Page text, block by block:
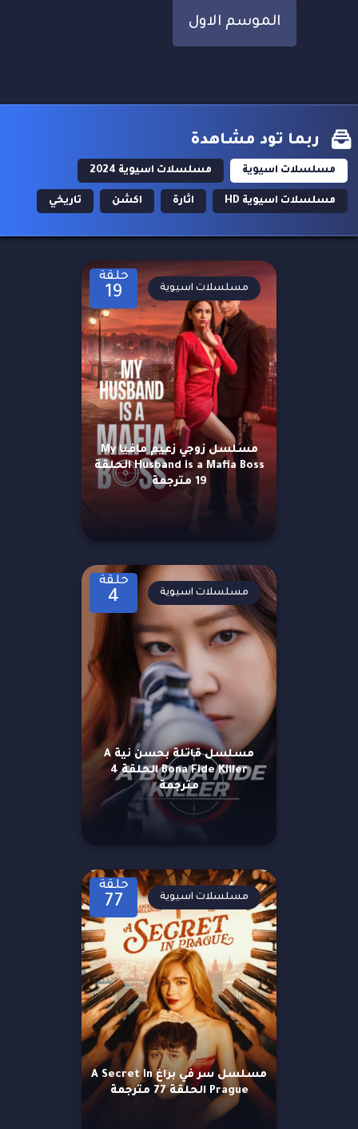
الموسم الاول
ربما تود مشاهدة
مسلسلات اسيوية مسلسلات اسيوية 2024
مسلسلات اسيوية HD اثارة اكشن تاريخي
حلقة
19
مسلسل زوجي زعيم مافيا My
Husband is a Mafia Boss الحلقة
19 مترجمة
مسلسلات اسيوية
حلقة
4
مسلسل قاتلة بحسن نية A
Bona Fide Killer الحلقة 4
مترجمة
مسلسلات اسيوية
حلقة
77
مسلسل سر في براغ A Secret in
Prague الحلقة 77 مترجمة
مسلسلات اسيوية